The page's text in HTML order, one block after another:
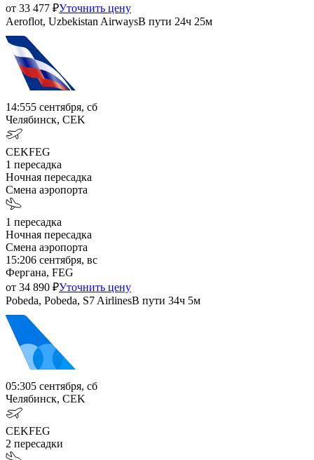
от 33 477 ₽Уточнить цену
Aeroflot, Uzbekistan AirwaysВ пути 24ч 25м
14:555 сентября, сб
Челябинск, CEK
CEKFEG
1 пересадка
Ночная пересадка
Смена аэропорта
1 пересадка
Ночная пересадка
Смена аэропорта
15:206 сентября, вс
Фергана, FEG
от 34 890 ₽Уточнить цену
Pobeda, Pobeda, S7 AirlinesВ пути 34ч 5м
05:305 сентября, сб
Челябинск, CEK
CEKFEG
2 пересадки